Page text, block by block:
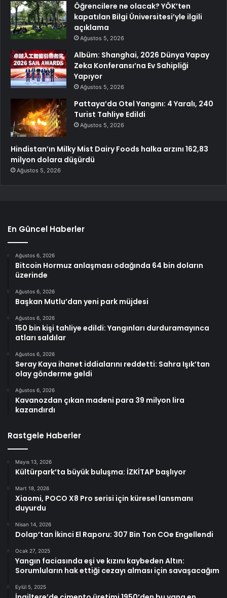
Öğrencilere ne olacak? YÖK’ten
kapatılan Bilgi Üniversitesi’yle ilgili
açıklama
Ağustos 5, 2026
Albüm: Shanghai, 2026 Dünya Yapay
Zeka Konferansı’na Ev Sahipliği
Yapıyor
Ağustos 5, 2026
Pattaya’da Otel Yangını: 4 Yaralı, 240
Turist Tahliye Edildi
Ağustos 5, 2026
Hindistan’ın Milky Mist Dairy Foods halka arzını 162,83
milyon dolara düşürdü
Ağustos 5, 2026
En Güncel Haberler
Ağustos 6, 2026
Bitcoin Hormuz anlaşması odağında 64 bin doların
üzerinde
Ağustos 6, 2026
Başkan Mutlu’dan yeni park müjdesi
Ağustos 6, 2026
150 bin kişi tahliye edildi: Yangınları durduramayınca
atları saldılar
Ağustos 6, 2026
Seray Kaya ihanet iddialarını reddetti: Sahra Işık’tan
olay gönderme geldi
Ağustos 6, 2026
Kavanozdan çıkan madeni para 39 milyon lira
kazandırdı
Rastgele Haberler
Mayıs 13, 2026
Kültürpark’ta büyük buluşma: İZKİTAP başlıyor
Mart 18, 2026
Xiaomi, POCO X8 Pro serisi için küresel lansmanı
duyurdu
Nisan 14, 2026
Dolap’tan İkinci El Raporu: 307 Bin Ton COe Engellendi
Ocak 27, 2025
Yangın faciasında eşi ve kızını kaybeden Altın:
Sorumluların hak ettiği cezayı alması için savaşacağım
Eylül 5, 2025